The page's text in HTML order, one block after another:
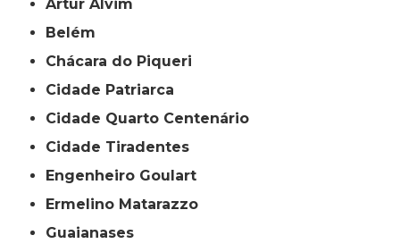
Artur Alvim
Belém
Chácara do Piqueri
Cidade Patriarca
Cidade Quarto Centenário
Cidade Tiradentes
Engenheiro Goulart
Ermelino Matarazzo
Guaianases